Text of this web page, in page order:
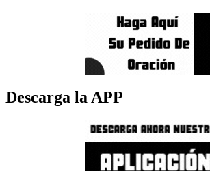
Descarga la APP